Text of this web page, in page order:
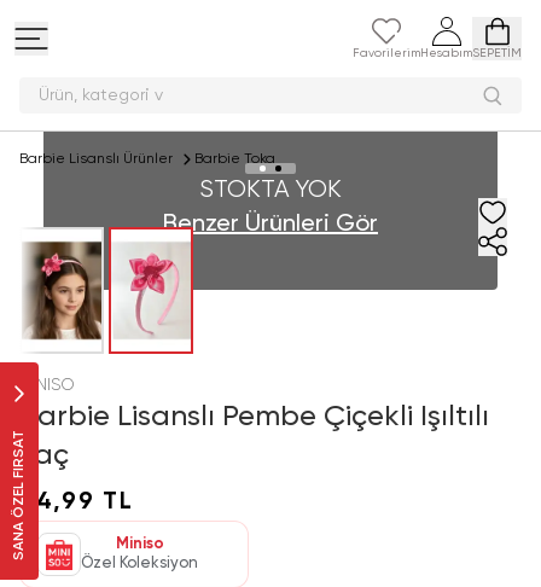
Favorilerim HesabımSEPETİM
Ürün, kateg
SANA ÖZEL FIRSAT
Barbie Lisanslı Ürünler Barbie Toka
STOKTA YOK
Benzer Ürünleri Gör
MINISO
Barbie Lisanslı Pembe Çiçekli Işıltılı
Taç
54,99 TL
Miniso
Özel Koleksiyon